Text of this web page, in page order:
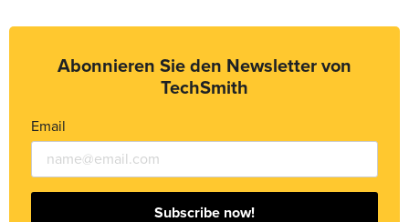
Abonnieren Sie den Newsletter von
TechSmith
Email
Subscribe now!